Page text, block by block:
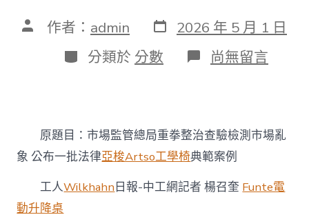
文 作者： admin 發
表
日
期
2026 年 5 月 1 日
分
類
分類於 分數 在
〈市
總
局
重
拳
整
治
尚無留言
原題目：市場監管總局重拳整治查驗檢測市場亂
象 公布一批法律亞梭Artso工學椅典範案例
工人Wilkhahn日報-中工網記者 楊召奎 Funte電
動升降桌